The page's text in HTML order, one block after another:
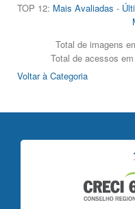
TOP 12: Mais Avaliadas -
Total de imagens
Total de acessos
Voltar à Categoria